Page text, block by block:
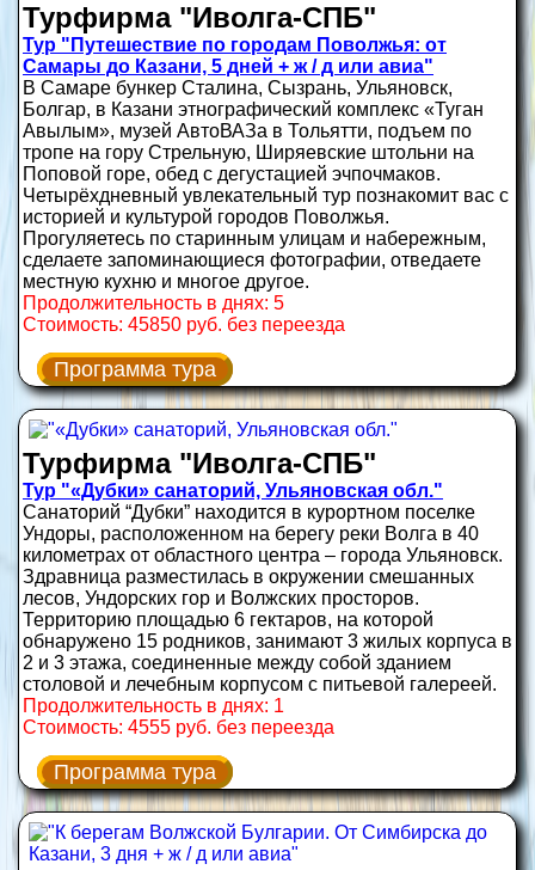
Турфирма "Иволга-СПБ"
Тур "Путешествие по городам Поволжья: от
Самары до Казани, 5 дней + ж / д или авиа"
В Самаре бункер Сталина, Сызрань, Ульяновск,
Болгар, в Казани этнографический комплекс «Туган
Авылым», музей АвтоВАЗа в Тольятти, подъем по
тропе на гору Стрельную, Ширяевские штольни на
Поповой горе, обед с дегустацией эчпочмаков.
Четырёхдневный увлекательный тур познакомит вас с
историей и культурой городов Поволжья.
Прогуляетесь по старинным улицам и набережным,
сделаете запоминающиеся фотографии, отведаете
местную кухню и многое другое.
Продолжительность в днях: 5
Стоимость: 45850 руб. без переезда
Программа тура
Турфирма "Иволга-СПБ"
Тур "«Дубки» санаторий, Ульяновская обл."
Санаторий “Дубки” находится в курортном поселке
Ундоры, расположенном на берегу реки Волга в 40
километрах от областного центра – города Ульяновск.
Здравница разместилась в окружении смешанных
лесов, Ундорских гор и Волжских просторов.
Территорию площадью 6 гектаров, на которой
обнаружено 15 родников, занимают 3 жилых корпуса в
2 и 3 этажа, соединенные между собой зданием
столовой и лечебным корпусом с питьевой галереей.
Продолжительность в днях: 1
Стоимость: 4555 руб. без переезда
Программа тура